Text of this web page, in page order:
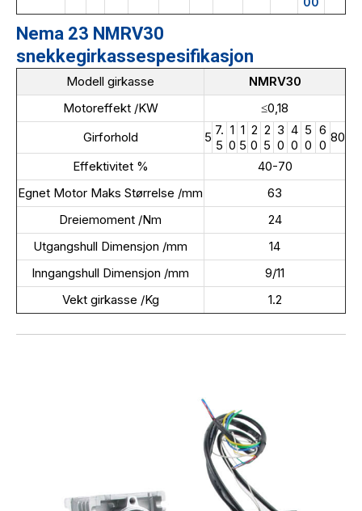
Nema 23 NMRV30
snekkegirkassespesifikasjon
Modell girkasse
NMRV30
Motoreffekt /KW
≤0,18
Girforhold
5 7.
5
1
0
1
5
2
0
2
5
3
0
4
0
5
0
6
0
80
Effektivitet %
40-70
Egnet Motor Maks Størrelse /mm
63
Dreiemoment /Nm
24
Utgangshull Dimensjon /mm
14
Inngangshull Dimensjon /mm
9/11
Vekt girkasse /Kg
1.2